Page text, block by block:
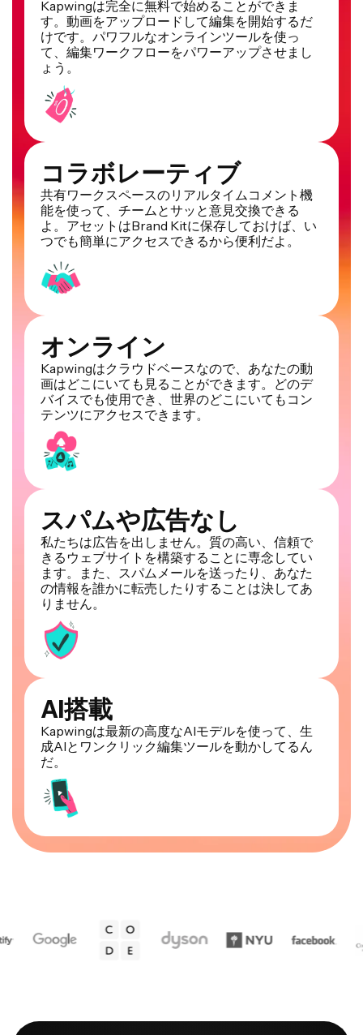
Kapwingは完全に無料で始めることができま
す。動画をアップロードして編集を開始するだ
けです。パワフルなオンラインツールを使っ
て、編集ワークフローをパワーアップさせまし
ょう。
コラボレーティブ
共有ワークスペースのリアルタイムコメント機
能を使って、チームとサッと意見交換できる
よ。アセットはBrand Kitに保存しておけば、い
つでも簡単にアクセスできるから便利だよ。
オンライン
Kapwingはクラウドベースなので、あなたの動
画はどこにいても見ることができます。どのデ
バイスでも使用でき、世界のどこにいてもコン
テンツにアクセスできます。
スパムや広告なし
私たちは広告を出しません。質の高い、信頼で
きるウェブサイトを構築することに専念してい
ます。また、スパムメールを送ったり、あなた
の情報を誰かに転売したりすることは決してあ
りません。
AI搭載
Kapwingは最新の高度なAIモデルを使って、生
成AIとワンクリック編集ツールを動かしてるん
だ。